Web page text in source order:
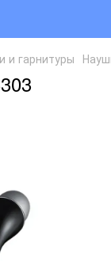
и гарнитуры